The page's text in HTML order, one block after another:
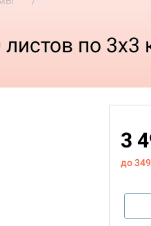
по
3
до 349